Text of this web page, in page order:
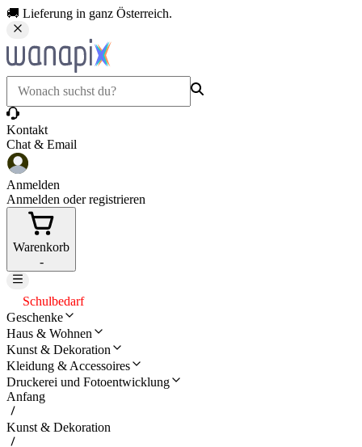
🚚 Lieferung in ganz Österreich.
Kontakt
Chat & Email
Anmelden
Anmelden oder registrieren
Warenkorb
-
Schulbedarf
Geschenke
Haus & Wohnen
Kunst & Dekoration
Kleidung & Accessoires
Druckerei und Fotoentwicklung
Anfang
Kunst & Dekoration